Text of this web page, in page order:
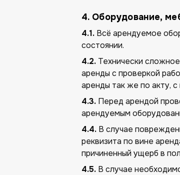
4. Оборудование,
4.1. Всё арендуемое
состоянии.
4.2. Технически
аренды с проверкой
аренды так же по акту,
4.3. Перед арендой
арендуемым
4.4. В случае
реквизита по вине
причиненный ущерб в
4.5. В случае